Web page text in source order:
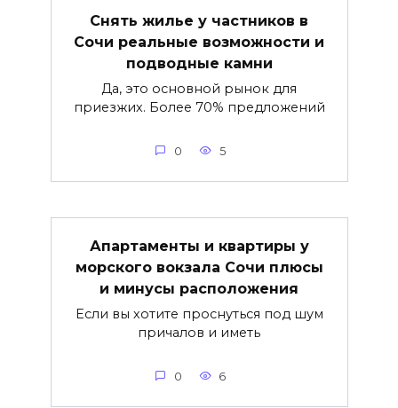
Снять жилье у частников в
Сочи реальные возможности и
подводные камни
Да, это основной рынок для
приезжих. Более 70% предложений
0 5
Апартаменты и квартиры у
морского вокзала Сочи плюсы
и минусы расположения
Если вы хотите проснуться под шум
причалов и иметь
0 6